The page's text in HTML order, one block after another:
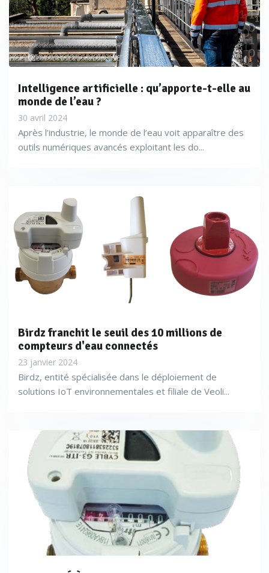
Intelligence artificielle : qu’apporte-t-elle au
monde de l’eau ?
30 avril 2024
Après l’industrie, le monde de l’eau voit apparaître des
outils numériques avancés exploitant les do...
Birdz franchit le seuil des 10 millions de
compteurs d'eau connectés
23 janvier 2024
Birdz, entité spécialisée dans le déploiement de
solutions IoT environnementales et filiale de Veoli...